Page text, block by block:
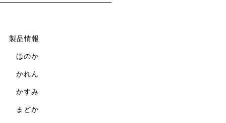
製品情報
ほのか
かれん
かすみ
まどか